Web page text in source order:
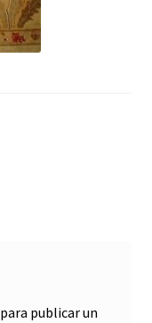
para publicar un